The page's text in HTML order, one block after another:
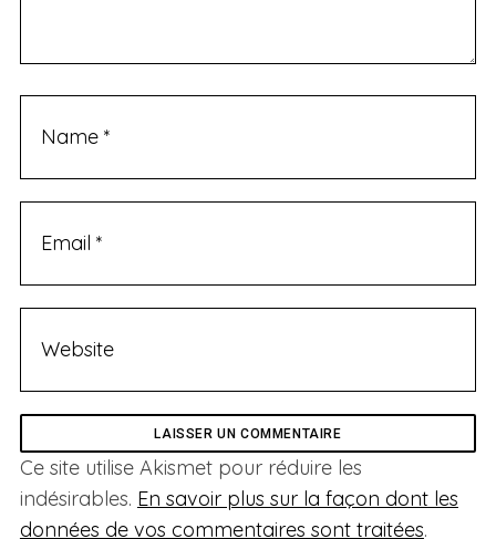
Ce site utilise Akismet pour réduire les
indésirables. En savoir plus sur la façon dont les
données de vos commentaires sont traitées.